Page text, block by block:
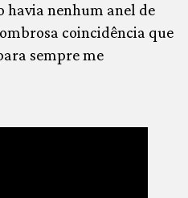
havia nenhum anel de
coincidência que
sempre me